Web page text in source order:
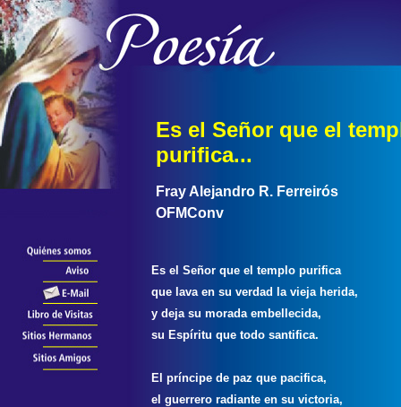
Es el Señor que el
purifica...
Fray Alejandro R. Ferreirós
OFMConv
Es el Señor que el templo purifica
que lava en su verdad la vieja herida,
y deja su morada embellecida,
su Espíritu que todo santifica.
El príncipe de paz que pacifica,
el guerrero radiante en su victoria,